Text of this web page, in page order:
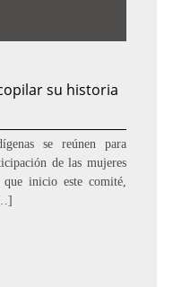
su historia
se reúnen para
de las mujeres
que inicio este comité,